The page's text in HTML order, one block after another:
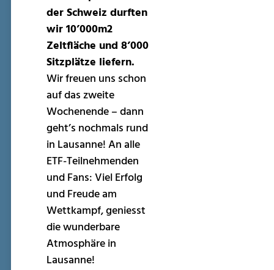
der Schweiz durften
wir 10’000m2
Zeltfläche und 8’000
Sitzplätze liefern.
Wir freuen uns schon
auf das zweite
Wochenende – dann
geht’s nochmals rund
in Lausanne! An alle
ETF-Teilnehmenden
und Fans: Viel Erfolg
und Freude am
Wettkampf, geniesst
die wunderbare
Atmosphäre in
Lausanne!